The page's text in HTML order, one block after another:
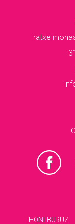
Iratxe
HONI BURUZ